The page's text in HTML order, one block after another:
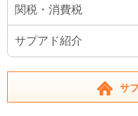
関税・消費税
サプアド紹介
サ